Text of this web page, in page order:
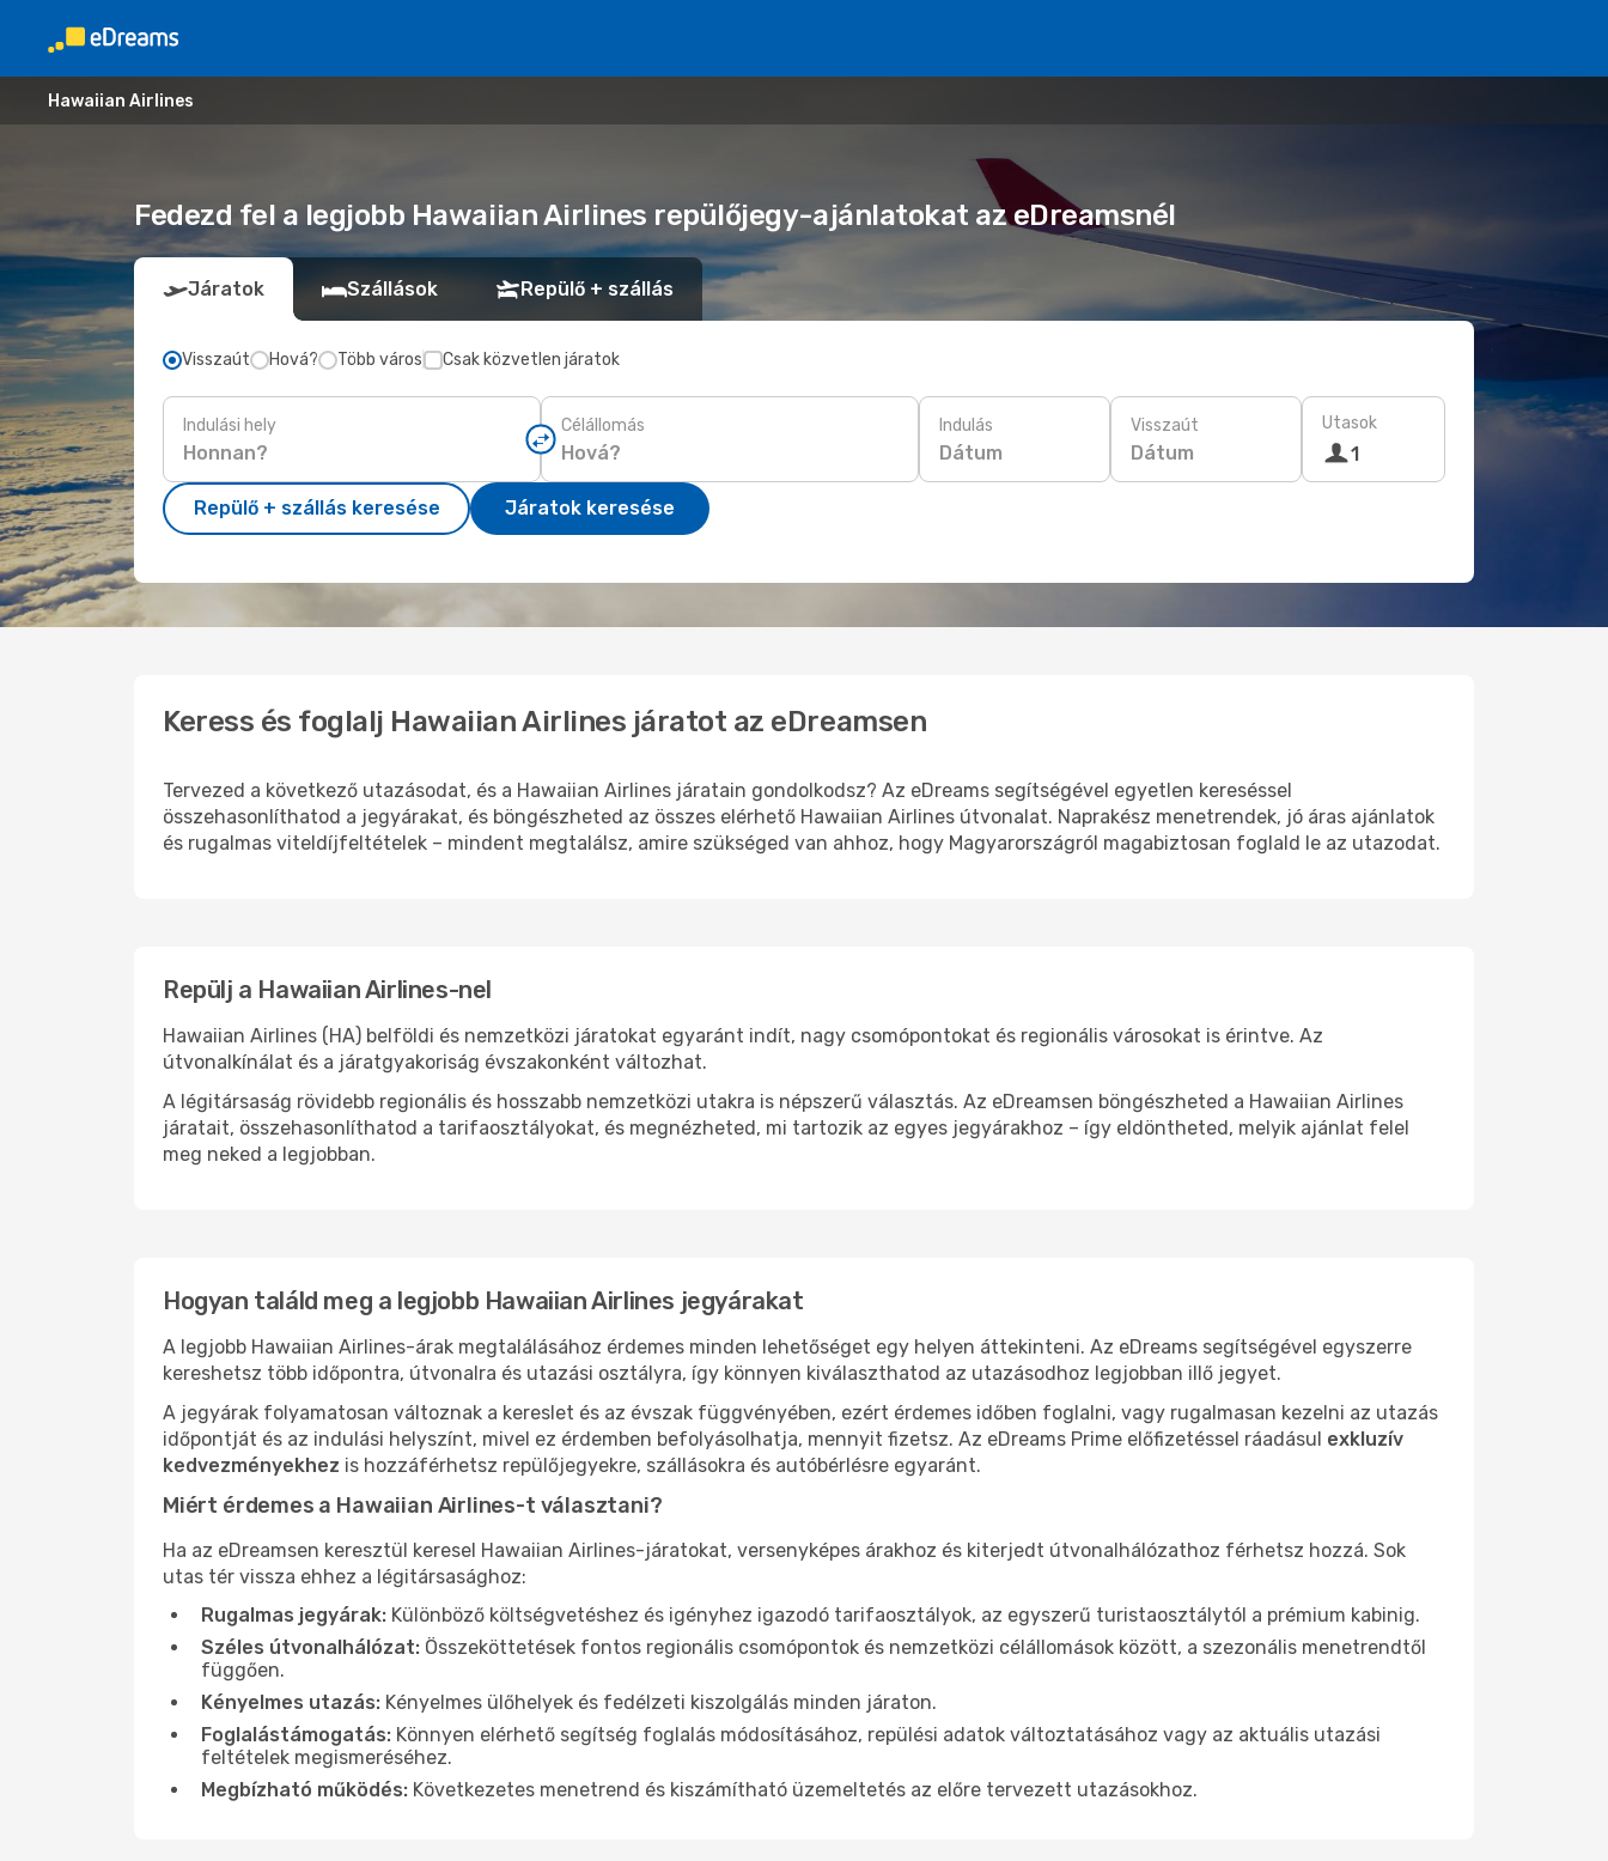
Hawaiian Airlines
Fedezd fel a legjobb Hawaiian Airlines repülőjegy-ajánlatokat az eDreamsnél
Járatok Szállások Repülő + szállás
Visszaút Hová? Több város Csak közvetlen járatok
Indulási hely Célállomás Indulás
Dátum
Visszaút
Dátum
Utasok
1
Repülő + szállás keresése Járatok keresése
Keress és foglalj Hawaiian Airlines járatot az eDreamsen
Tervezed a következő utazásodat, és a Hawaiian Airlines járatain gondolkodsz? Az eDreams segítségével egyetlen kereséssel
összehasonlíthatod a jegyárakat, és böngészheted az összes elérhető Hawaiian Airlines útvonalat. Naprakész menetrendek, jó áras ajánlatok
és rugalmas viteldíjfeltételek – mindent megtalálsz, amire szükséged van ahhoz, hogy Magyarországról magabiztosan foglald le az utazodat.
Repülj a Hawaiian Airlines-nel
Hawaiian Airlines (HA) belföldi és nemzetközi járatokat egyaránt indít, nagy csomópontokat és regionális városokat is érintve. Az
útvonalkínálat és a járatgyakoriság évszakonként változhat.
A légitársaság rövidebb regionális és hosszabb nemzetközi utakra is népszerű választás. Az eDreamsen böngészheted a Hawaiian Airlines
járatait, összehasonlíthatod a tarifaosztályokat, és megnézheted, mi tartozik az egyes jegyárakhoz – így eldöntheted, melyik ajánlat felel
meg neked a legjobban.
Hogyan találd meg a legjobb Hawaiian Airlines jegyárakat
A legjobb Hawaiian Airlines-árak megtalálásához érdemes minden lehetőséget egy helyen áttekinteni. Az eDreams segítségével egyszerre
kereshetsz több időpontra, útvonalra és utazási osztályra, így könnyen kiválaszthatod az utazásodhoz legjobban illő jegyet.
A jegyárak folyamatosan változnak a kereslet és az évszak függvényében, ezért érdemes időben foglalni, vagy rugalmasan kezelni az utazás
időpontját és az indulási helyszínt, mivel ez érdemben befolyásolhatja, mennyit fizetsz. Az eDreams Prime előfizetéssel ráadásul exkluzív
kedvezményekhez is hozzáférhetsz repülőjegyekre, szállásokra és autóbérlésre egyaránt.
Miért érdemes a Hawaiian Airlines-t választani?
Ha az eDreamsen keresztül keresel Hawaiian Airlines-járatokat, versenyképes árakhoz és kiterjedt útvonalhálózathoz férhetsz hozzá. Sok
utas tér vissza ehhez a légitársasághoz:
Rugalmas jegyárak: Különböző költségvetéshez és igényhez igazodó tarifaosztályok, az egyszerű turistaosztálytól a prémium kabinig.
Széles útvonalhálózat: Összeköttetések fontos regionális csomópontok és nemzetközi célállomások között, a szezonális menetrendtől
függően.
Kényelmes utazás: Kényelmes ülőhelyek és fedélzeti kiszolgálás minden járaton.
Foglalástámogatás: Könnyen elérhető segítség foglalás módosításához, repülési adatok változtatásához vagy az aktuális utazási
feltételek megismeréséhez.
Megbízható működés: Következetes menetrend és kiszámítható üzemeltetés az előre tervezett utazásokhoz.